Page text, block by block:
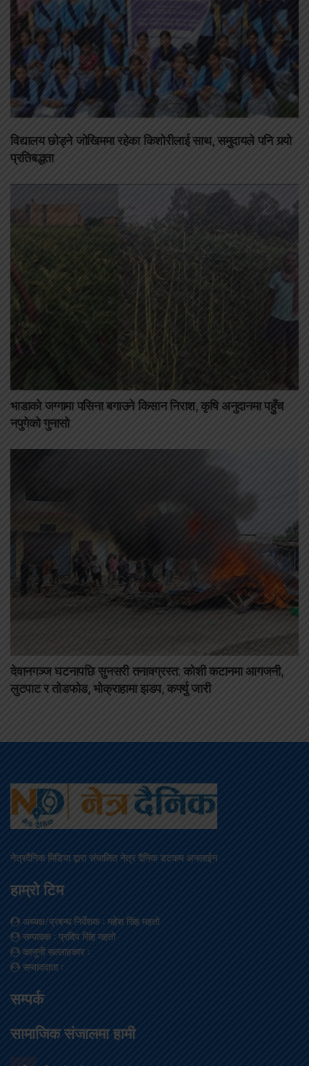
विद्यालय छोड्ने जोखिममा रहेका किशोरीलाई साथ, समुदायले पनि गर्‍यो
प्रतिबद्धता
भाडाको जग्गामा पसिना बगाउने किसान निराश, कृषि अनुदानमा पहुँच
नपुगेको गुनासो
देवानगञ्ज घटनापछि सुनसरी तनावग्रस्त: कोशी कटानमा आगजनी,
लुटपाट र तोडफोड, भोक्राहामा झडप, कर्फ्यु जारी
नेत्रदैनिक मिडिया द्वारा संचालित नेत्र दैनिक डटकम अनलाईन
हाम्रो टिम
अध्यक्ष/प्रबन्ध निर्देशक: महेश सिंह महतो
सम्पादक: प्रदिप सिंह महतो
कानूनी सल्लाहकार:
सम्वाददाता:
सम्पर्क
सामाजिक संजालमा हामी